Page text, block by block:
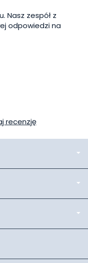
Nasz zespół z
odpowiedzi na
recenzję